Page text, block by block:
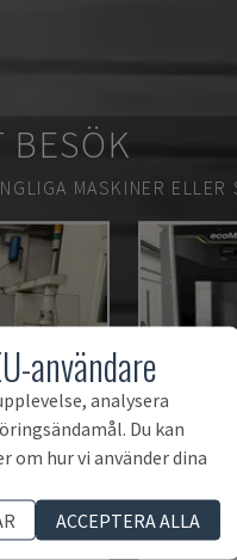
BESÖK
MASKINER ELLER
DMG -
användare
analysera
Du kan
om hur vi använder dina
ACCEPTERA ALLA